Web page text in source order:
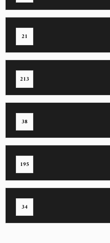
21
213
38
195
34